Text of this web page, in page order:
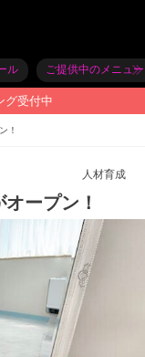
ル ご提供中のメニュー
グ受付中
！
人材育成
ープン！